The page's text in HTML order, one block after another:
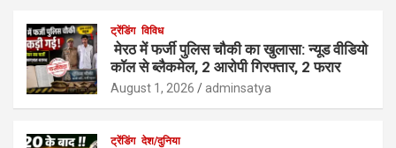
ट्रेंडिंग विविध
मेरठ में फर्जी पुलिस चौकी का खुलासा: न्यूड वीडियो
कॉल से ब्लैकमेल, 2 आरोपी गिरफ्तार, 2 फरार
August 1, 2026 adminsatya
ट्रेंडिंग देश/दुनिया